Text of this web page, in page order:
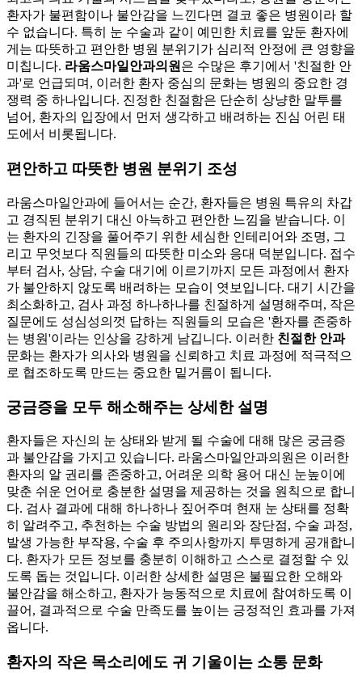
환자가 불편함이나 불안감을 느낀다면 결코 좋은 병원이라 할
수 없습니다. 특히 눈 수술과 같이 예민한 치료를 앞둔 환자에
게는 따뜻하고 편안한 병원 분위기가 심리적 안정에 큰 영향을
미칩니다. 라움스마일안과의원은 수많은 후기에서 '친절한 안
과'로 언급되며, 이러한 환자 중심의 문화는 병원의 중요한 경
쟁력 중 하나입니다. 진정한 친절함은 단순히 상냥한 말투를
넘어, 환자의 입장에서 먼저 생각하고 배려하는 진심 어린 태
도에서 비롯됩니다.
편안하고 따뜻한 병원 분위기 조성
라움스마일안과에 들어서는 순간, 환자들은 병원 특유의 차갑
고 경직된 분위기 대신 아늑하고 편안한 느낌을 받습니다. 이
는 환자의 긴장을 풀어주기 위한 세심한 인테리어와 조명, 그
리고 무엇보다 직원들의 따뜻한 미소와 응대 덕분입니다. 접수
부터 검사, 상담, 수술 대기에 이르기까지 모든 과정에서 환자
가 불안하지 않도록 배려하는 모습이 엿보입니다. 대기 시간을
최소화하고, 검사 과정 하나하나를 친절하게 설명해주며, 작은
질문에도 성심성의껏 답하는 직원들의 모습은 '환자를 존중하
는 병원'이라는 인상을 강하게 남깁니다. 이러한 친절한 안과
문화는 환자가 의사와 병원을 신뢰하고 치료 과정에 적극적으
로 협조하도록 만드는 중요한 밑거름이 됩니다.
궁금증을 모두 해소해주는 상세한 설명
환자들은 자신의 눈 상태와 받게 될 수술에 대해 많은 궁금증
과 불안감을 가지고 있습니다. 라움스마일안과의원은 이러한
환자의 알 권리를 존중하고, 어려운 의학 용어 대신 눈높이에
맞춘 쉬운 언어로 충분한 설명을 제공하는 것을 원칙으로 합니
다. 검사 결과에 대해 하나하나 짚어주며 현재 눈 상태를 정확
히 알려주고, 추천하는 수술 방법의 원리와 장단점, 수술 과정,
발생 가능한 부작용, 수술 후 주의사항까지 투명하게 공개합니
다. 환자가 모든 정보를 충분히 이해하고 스스로 결정할 수 있
도록 돕는 것입니다. 이러한 상세한 설명은 불필요한 오해와
불안감을 해소하고, 환자가 능동적으로 치료에 참여하도록 이
끌어, 결과적으로 수술 만족도를 높이는 긍정적인 효과를 가져
옵니다.
환자의 작은 목소리에도 귀 기울이는 소통 문화